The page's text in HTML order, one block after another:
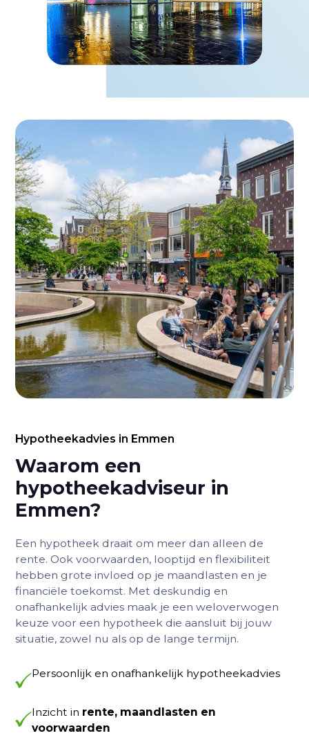
Hypotheekadvies in Emmen
Waarom een
hypotheekadviseur in
Emmen?
Een hypotheek draait om meer dan alleen de
rente. Ook voorwaarden, looptijd en flexibiliteit
hebben grote invloed op je maandlasten en je
financiële toekomst. Met deskundig en
onafhankelijk advies maak je een weloverwogen
keuze voor een hypotheek die aansluit bij jouw
situatie, zowel nu als op de lange termijn.
Persoonlijk en onafhankelijk hypotheekadvies
Inzicht in rente, maandlasten en
voorwaarden